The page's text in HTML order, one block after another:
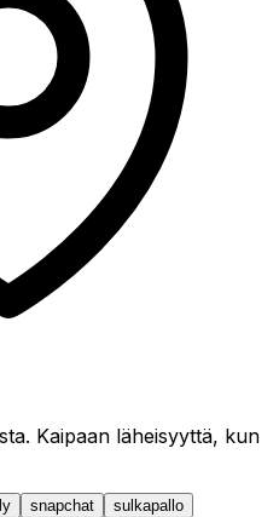
Kaipaan läheisyyttä, kun
snapchat
sulkapallo